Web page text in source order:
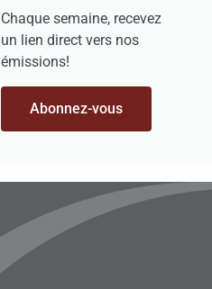
Chaque semaine, recevez
un lien direct vers nos
émissions!
Abonnez-vous